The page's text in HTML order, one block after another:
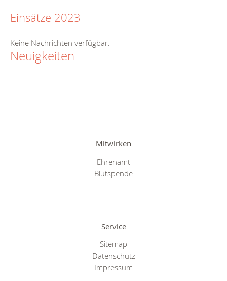
Einsätze 2023
Keine Nachrichten verfügbar.
Neuigkeiten
Mitwirken
Ehrenamt
Blutspende
Service
Sitemap
Datenschutz
Impressum